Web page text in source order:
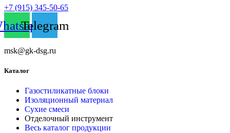
+7 (915) 345-50-65
Telegram
msk@gk-dsg.ru
Каталог
Газостиликатные блоки
Изоляционный материал
Сухие смеси
Отделочный инструмент
Весь каталог продукции